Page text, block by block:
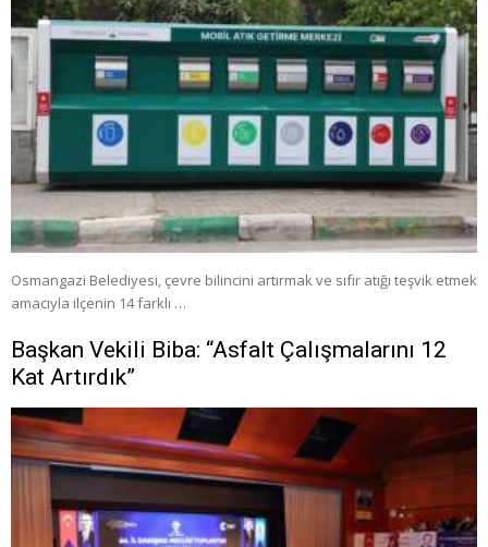
Osmangazi Belediyesi, çevre bilincini artırmak ve sıfır atığı teşvik etmek
amacıyla ilçenin 14 farklı …
Başkan Vekili Biba: “Asfalt Çalışmalarını 12
Kat Artırdık”